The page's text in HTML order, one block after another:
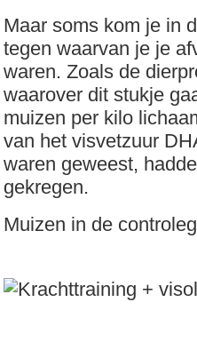
Maar soms kom je in
tegen waarvan je je
waren. Zoals de
waarover dit stukje
muizen per kilo
van het visvetzuur
waren geweest,
gekregen.
Muizen in de